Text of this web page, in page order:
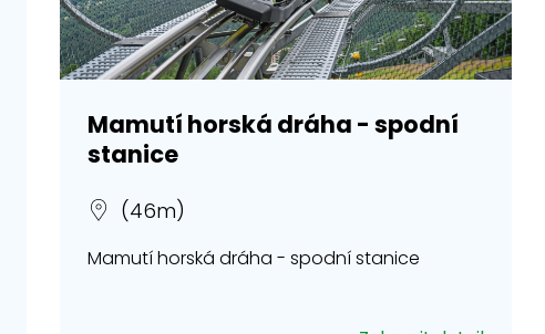
Mamutí horská dráha - spodní
stanice
(46m)
Mamutí horská dráha - spodní stanice